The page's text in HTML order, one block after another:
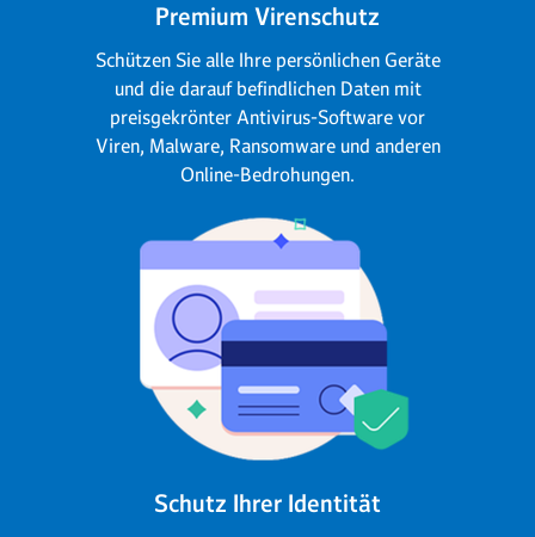
Premium Virenschutz
Schützen Sie alle Ihre persönlichen Geräte
und die darauf befindlichen Daten mit
preisgekrönter Antivirus-Software vor
Viren, Malware, Ransomware und anderen
Online-Bedrohungen.
Schutz Ihrer Identität